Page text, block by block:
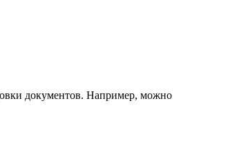
документов. Например, можно